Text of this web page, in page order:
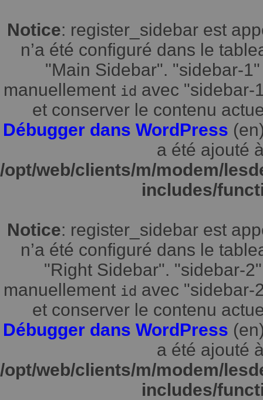
Notice: register_sidebar est
n’a été configuré dans le
"Main Sidebar". "sidebar-
manuellement id avec "sidebar-
et conserver le contenu
Débugger dans WordPress
a été ajouté
/opt/web/clients/m/modem/
includes/
Notice: register_sidebar est
n’a été configuré dans le
"Right Sidebar". "sidebar-
manuellement id avec "sidebar-
et conserver le contenu
Débugger dans WordPress
a été ajouté
/opt/web/clients/m/modem/
includes/